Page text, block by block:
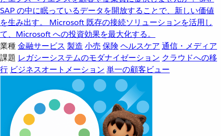
SAP の中に眠っているデータを開放することで、新しい価値
を生み出す。
Microsoft 既存の接続ソリューションを活用し
て、Microsoft への投資効果を最大化する。
業種金融サービス 製造 小売 保険 ヘルスケア 通信・メディア
課題 レガシーシステムのモダナイゼーション クラウドへの移
行 ビジネスオートメーション 単一の顧客ビュー